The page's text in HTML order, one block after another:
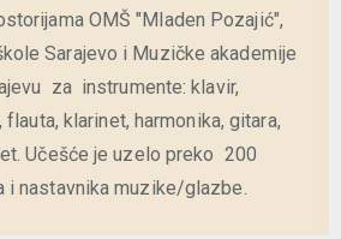
OMŠ "Mladen Pozajić",
Sarajevo i Muzičke akademije
za instrumente: klavir,
klarinet, harmonika, gitara,
Učešće je uzelo preko 200
i nastavnika muzike/glazbe.